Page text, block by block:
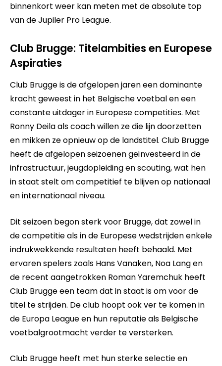
binnenkort weer kan meten met de absolute top
van de Jupiler Pro League.
Club Brugge: Titelambities en Europese
Aspiraties
Club Brugge is de afgelopen jaren een dominante
kracht geweest in het Belgische voetbal en een
constante uitdager in Europese competities. Met
Ronny Deila als coach willen ze die lijn doorzetten
en mikken ze opnieuw op de landstitel. Club Brugge
heeft de afgelopen seizoenen geïnvesteerd in de
infrastructuur, jeugdopleiding en scouting, wat hen
in staat stelt om competitief te blijven op nationaal
en internationaal niveau.
Dit seizoen begon sterk voor Brugge, dat zowel in
de competitie als in de Europese wedstrijden enkele
indrukwekkende resultaten heeft behaald. Met
ervaren spelers zoals Hans Vanaken, Noa Lang en
de recent aangetrokken Roman Yaremchuk heeft
Club Brugge een team dat in staat is om voor de
titel te strijden. De club hoopt ook ver te komen in
de Europa League en hun reputatie als Belgische
voetbalgrootmacht verder te versterken.
Club Brugge heeft met hun sterke selectie en